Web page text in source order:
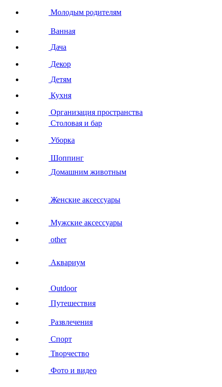
Молодым родителям
Ванная
Дача
Декор
Детям
Кухня
Организация пространства
Столовая и бар
Уборка
Шоппинг
Домашним животным
Женские аксессуары
Мужские аксессуары
other
Аквариум
Outdoor
Путешествия
Развлечения
Спорт
Творчество
Фото и видео